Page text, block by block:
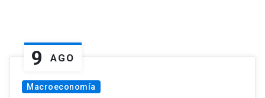
9 AGO
Macroeconomía